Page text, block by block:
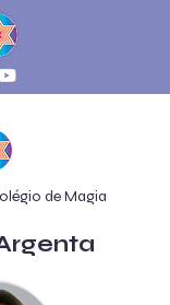
de Magia